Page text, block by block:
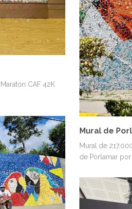
CAF 42K
Mural de
Mural de
de Porlamar por
VENEZUELA